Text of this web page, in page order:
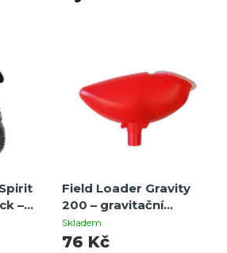
–
Field Loader Gravity
200 – gravitační
zásobník pro
paintballové zbraně,
Skladem
76 Kč